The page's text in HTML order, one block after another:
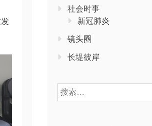
社会时事
新冠肺炎
镜头圈
长堤彼岸
搜
索：